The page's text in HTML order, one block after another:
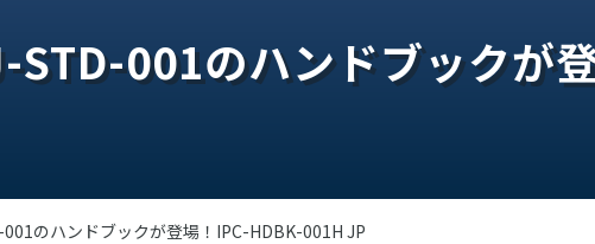
STD-001のハンドブックが
のハンドブックが登場！IPC-HDBK-001H JP